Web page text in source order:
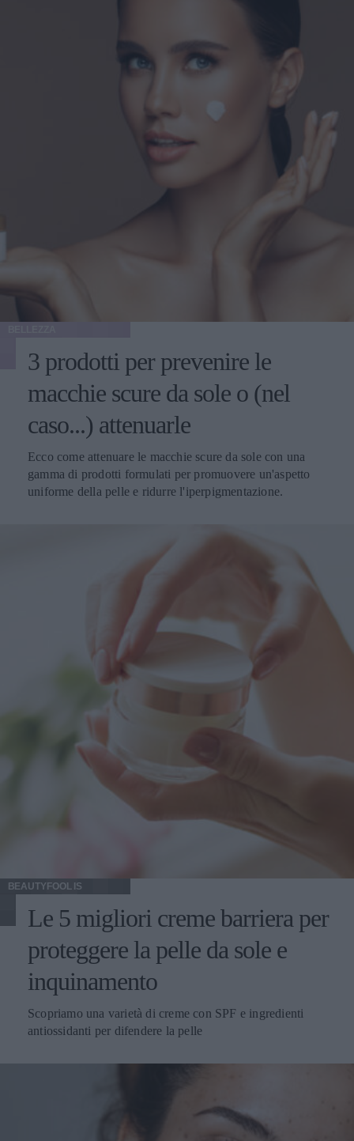
3 prodotti per prevenire le
macchie scure da sole o (nel
caso...) attenuarle
Ecco come attenuare le macchie scure da sole con una
gamma di prodotti formulati per promuovere un'aspetto
uniforme della pelle e ridurre l'iperpigmentazione.
BEAUTYFOOL IS
Le 5 migliori creme barriera per
proteggere la pelle da sole e
inquinamento
Scopriamo una varietà di creme con SPF e ingredienti
antiossidanti per difendere la pelle